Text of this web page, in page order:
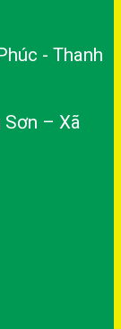
- Thanh
Sơn – Xã